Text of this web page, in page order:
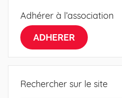
Adhérer à l’association
ADHERER
Rechercher sur le site